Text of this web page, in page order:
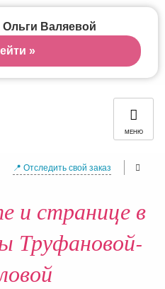
МЕНЮ
📍 Отследить свой заказ
и странице в
Труфановой-
Ольги Валяевой
»